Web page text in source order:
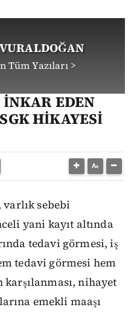
Tüm Yazıları >
EDEN
HİKAYESİ
varlık sebebi
yani kayıt altında
tedavi görmesi, iş
tedavi görmesi hem
nihayet
emekli maaşı